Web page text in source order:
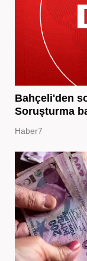
Bahçeli'den
Soruşturma
Haber7